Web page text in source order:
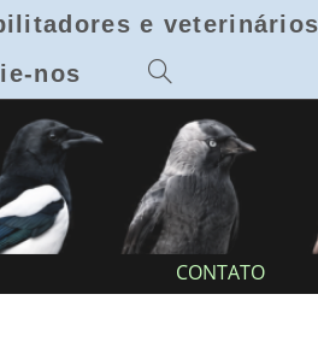
e veterinários
nos Toggle
website
search
CONTATO